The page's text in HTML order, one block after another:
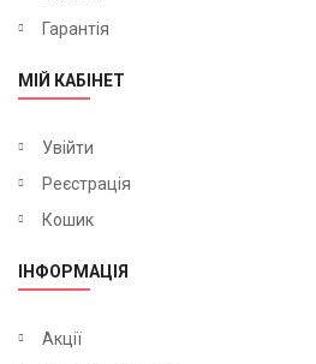
Гарантія
МІЙ КАБІНЕТ
Увійти
Реєстрація
Кошик
ІНФОРМАЦІЯ
Акції